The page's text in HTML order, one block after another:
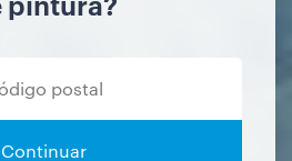
Continuar